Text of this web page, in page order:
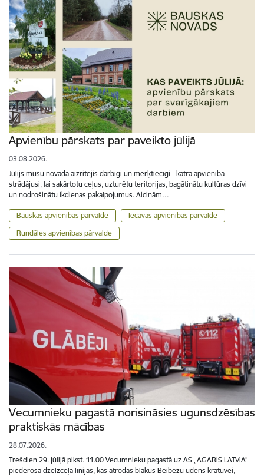
Apvienību pārskats par paveikto jūlijā
03.08.2026.
Jūlijs mūsu novadā aizritējis darbīgi un mērķtiecīgi - katra apvienība
strādājusi, lai sakārtotu ceļus, uzturētu teritorijas, bagātinātu kultūras dzīvi
un nodrošinātu ikdienas pakalpojumus. Aicinām…
Bauskas apvienības pārvalde
Iecavas apvienības pārvalde
Rundāles apvienības pārvalde
Vecumnieku pagastā norisināsies ugunsdzēsības
praktiskās mācības
28.07.2026.
Trešdien 29. jūlijā plkst. 11.00 Vecumnieku pagastā uz AS „AGARIS LATVIA”
piederošā dzelzceļa līnijas, kas atrodas blakus Beibežu ūdens krātuvei,